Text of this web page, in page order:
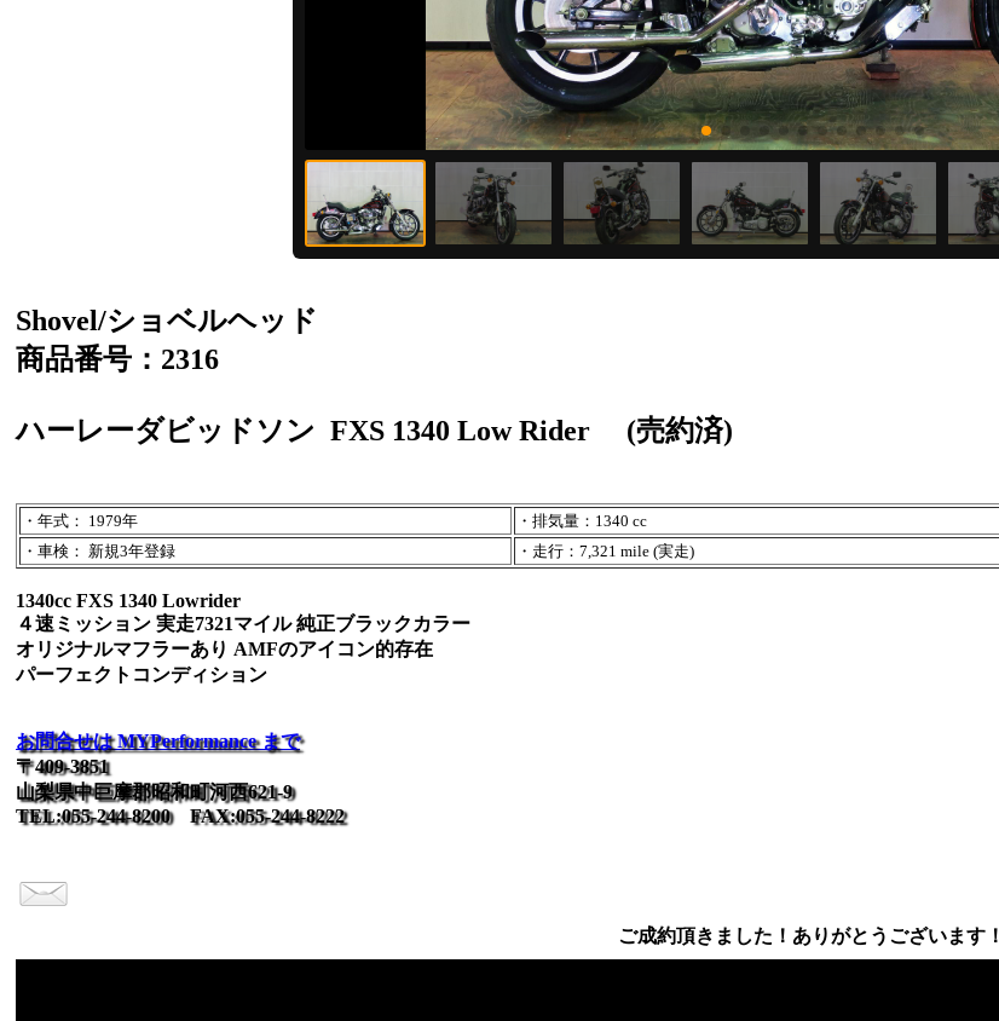
Shovel/ショベルヘッド
商品番号：2316
ハーレーダビッドソン FXS 1340 Low Rider (売約済)
・年式： 1979年
・排気量：1340 cc
・車検： 新規3年登録
・走行：7,321 mile (実走)
1340cc FXS 1340 Lowrider
４速ミッション 実走7321マイル 純正ブラックカラー
オリジナルマフラーあり AMFのアイコン的存在
パーフェクトコンディション
お問合せは MYPerformance まで
〒409-3851
山梨県中巨摩郡昭和町河西621-9
TEL:055-244-8200 FAX:055-244-8222
ご成約頂きました！ありがとうございます！